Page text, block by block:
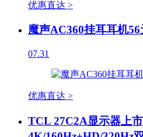
优惠直达 >
魔声AC360挂耳耳机56
07.31
优惠直达 >
TCL 27C2A显示器上市